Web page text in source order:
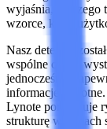
wyjaśnia, dlaczego
wzorce, które
Nasz detektor
wspólne cechy
jednocześnie
informacje
Lynote porównuje
strukturę w ramach